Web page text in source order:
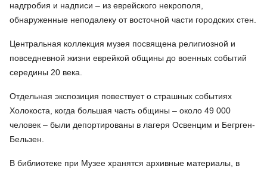
надгробия и надписи – из еврейского некрополя,
обнаруженные неподалеку от восточной части городских стен.
Центральная коллекция музея посвящена религиозной и
повседневной жизни еврейкой общины до военных событий
середины 20 века.
Отдельная экспозиция повествует о страшных событиях
Холокоста, когда большая часть общины – около 49 000
человек – были депортированы в лагеря Освенцим и Бегрген-
Бельзен.
В библиотеке при Музее хранятся архивные материалы, в